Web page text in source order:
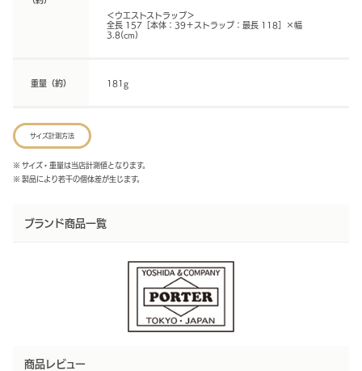
＜ウエストストラップ＞
全長 157［本体：39＋ストラップ：最長 118］×幅
3.8(cm)
重量（約） 181g
サイズ計測方法
※ サイズ・重量は当店計測値となります。
※ 製品により若干の個体差が生じます。
ブランド商品一覧
商品レビュー